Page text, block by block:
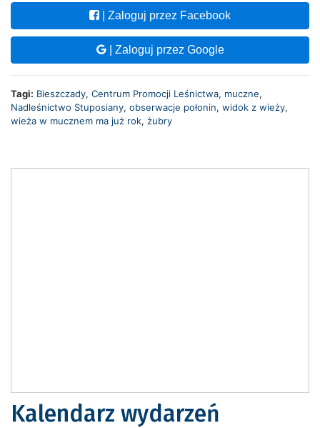
| Zaloguj przez Facebook
| Zaloguj przez Google
Tagi: Bieszczady, Centrum Promocji Leśnictwa, muczne,
Nadleśnictwo Stuposiany, obserwacje połonin, widok z wieży,
wieża w mucznem ma już rok, żubry
Kalendarz wydarzeń